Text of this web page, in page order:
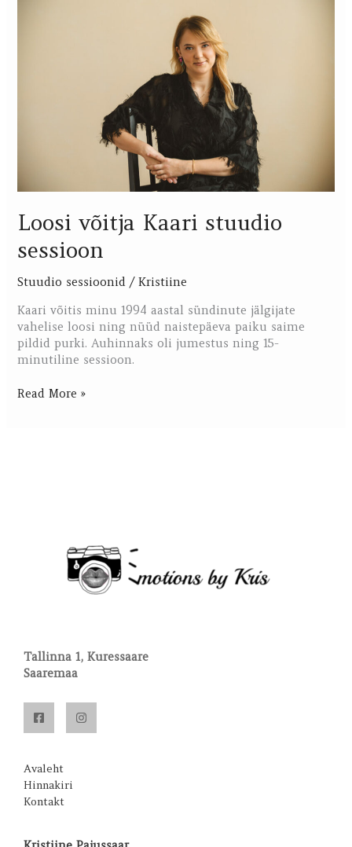
Loosi võitja Kaari stuudio
sessioon
Stuudio sessioonid /Kristiine
Kaari võitis minu 1994 aastal sündinute jälgijate
vahelise loosi ning nüüd naistepäeva paiku saime
pildid purki. Auhinnaks oli jumestus ning 15-
minutiline sessioon.
Read More »
Tallinna 1, Kuressaare
Saaremaa
Avaleht
Hinnakiri
Kontakt